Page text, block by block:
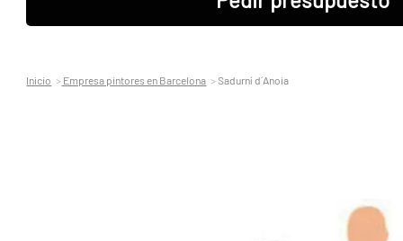
Inicio Empresa pintores en Barcelona Sadurní d´Anoia